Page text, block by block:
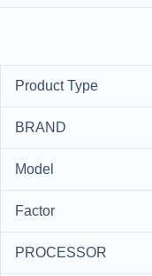
Product Type
BRAND
Model
Factor
PROCESSOR